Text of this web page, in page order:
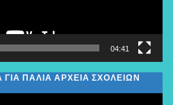
04:41
ΠΑΛΙΑ ΑΡΧΕΙΑ ΣΧΟΛΕΙΩΝ